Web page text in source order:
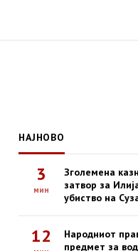
НАЈНОВО
3
мин
Зголемена
затвор за
убиство на
12
Народниот
предмет за